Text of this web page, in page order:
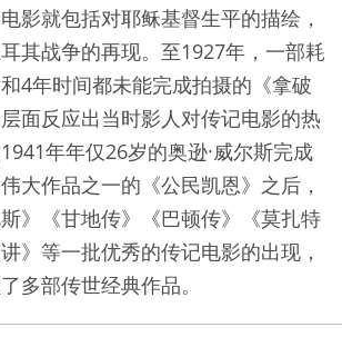
影就包括对耶稣基督生平的描绘，
其战争的再现。至1927年，一部耗
4年时间都未能完成拍摄的《拿破
面反应出当时影人对传记电影的热
年年仅26岁的奥逊·威尔斯完成
大作品之一的《公民凯恩》之后，
斯》《甘地传》《巴顿传》《莫扎特
》等一批优秀的传记电影的出现，
多部传世经典作品。